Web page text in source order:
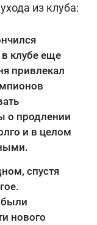
из клуба:
в клубе еще
привлекал
о продлении
и в целом
спустя
были
нового